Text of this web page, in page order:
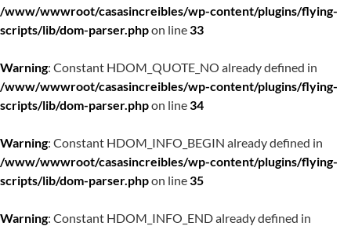
/www/wwwroot/casasincreibles/wp-content/plugins/flying-
scripts/lib/dom-parser.phpon line33
Warning: Constant HDOM_QUOTE_NO already defined in
/www/wwwroot/casasincreibles/wp-content/plugins/flying-
scripts/lib/dom-parser.phpon line34
Warning: Constant HDOM_INFO_BEGIN already defined in
/www/wwwroot/casasincreibles/wp-content/plugins/flying-
scripts/lib/dom-parser.phpon line35
Warning: Constant HDOM_INFO_END already defined in